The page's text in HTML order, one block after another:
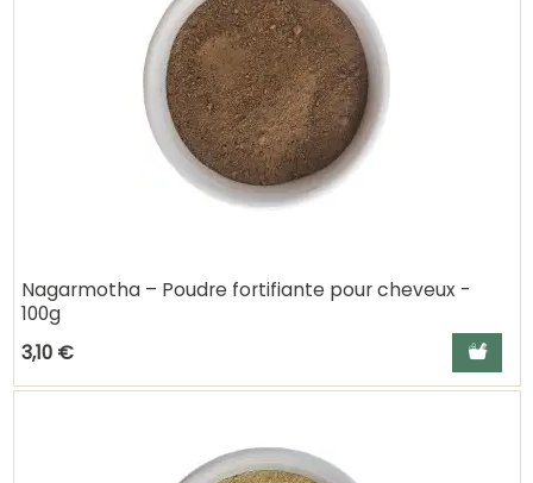
Nagarmotha – Poudre fortifiante pour cheveux -
100g
3,10 €
Ajouter